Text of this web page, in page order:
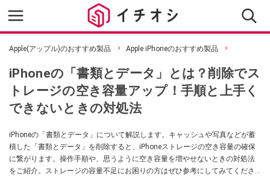
Apple(アップル)のおすすめ製品 Apple iPhoneのおすすめ製品
iPhoneの「書類とデータ」とは？削除でス
トレージの空き容量アップ！手順と上手く
できないときの対処法
iPhoneの「書類とデータ」について解説します。キャッシュや写真などが蓄
積した「書類とデータ」を削除すると、iPhoneストレージの空き容量の確保
に繋がります。操作手順や、思うように空き容量を増やせないときの対処法
をご紹介。ストレージの容量不足にお困りの方はぜひ参考にしてみてくださ